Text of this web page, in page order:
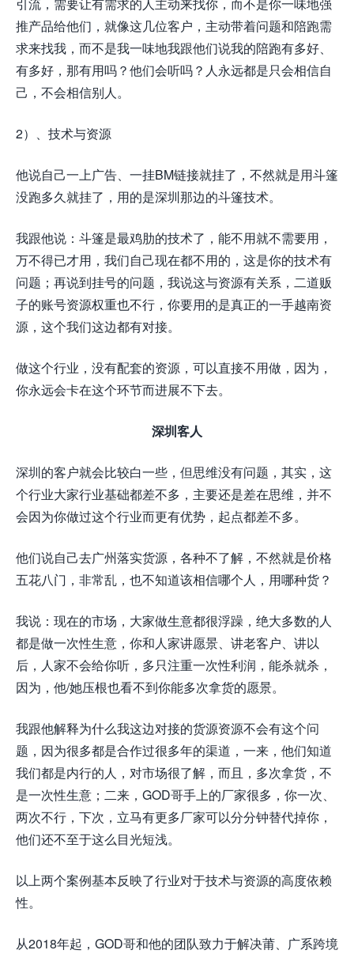
引流，需要让有需求的人主动来找你，而不是你一味地强
推产品给他们，就像这几位客户，主动带着问题和陪跑需
求来找我，而不是我一味地我跟他们说我的陪跑有多好、
有多好，那有用吗？他们会听吗？人永远都是只会相信自
己，不会相信别人。
2）、技术与资源
他说自己一上广告、一挂BM链接就挂了，不然就是用斗篷
没跑多久就挂了，用的是深圳那边的斗篷技术。
我跟他说：斗篷是最鸡肋的技术了，能不用就不需要用，
万不得已才用，我们自己现在都不用的，这是你的技术有
问题；再说到挂号的问题，我说这与资源有关系，二道贩
子的账号资源权重也不行，你要用的是真正的一手越南资
源，这个我们这边都有对接。
做这个行业，没有配套的资源，可以直接不用做，因为，
你永远会卡在这个环节而进展不下去。
深圳客人
深圳的客户就会比较白一些，但思维没有问题，其实，这
个行业大家行业基础都差不多，主要还是差在思维，并不
会因为你做过这个行业而更有优势，起点都差不多。
他们说自己去广州落实货源，各种不了解，不然就是价格
五花八门，非常乱，也不知道该相信哪个人，用哪种货？
我说：现在的市场，大家做生意都很浮躁，绝大多数的人
都是做一次性生意，你和人家讲愿景、讲老客户、讲以
后，人家不会给你听，多只注重一次性利润，能杀就杀，
因为，他/她压根也看不到你能多次拿货的愿景。
我跟他解释为什么我这边对接的货源资源不会有这个问
题，因为很多都是合作过很多年的渠道，一来，他们知道
我们都是内行的人，对市场很了解，而且，多次拿货，不
是一次性生意；二来，GOD哥手上的厂家很多，你一次、
两次不行，下次，立马有更多厂家可以分分钟替代掉你，
他们还不至于这么目光短浅。
以上两个案例基本反映了行业对于技术与资源的高度依赖
性。
从2018年起，GOD哥和他的团队致力于解决莆、广系跨境